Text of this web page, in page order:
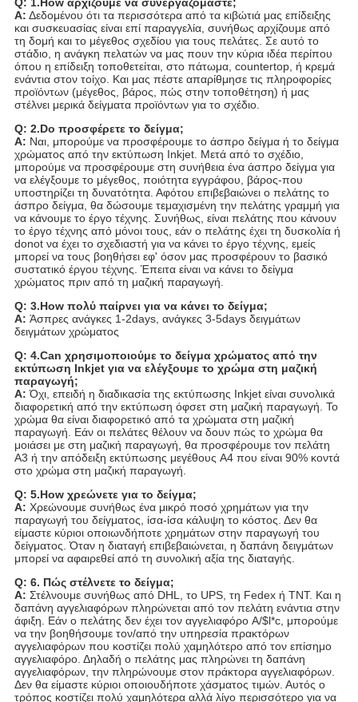
Α: Δεδομένου ότι τα περισσότερα από τα κιβώτιά μας επίδειξης
και συσκευασίας είναι επί παραγγελία, συνήθως αρχίζουμε από
τη δομή και το μέγεθος σχεδίου για τους πελάτες. Σε αυτό το
στάδιο, η ανάγκη πελατών να μας πουν την κύρια ιδέα περίπου
όπου η επίδειξη τοποθετείται, στο πάτωμα, countertop, ή κρεμά
ενάντια στον τοίχο. Και μας πέστε απαρίθμησε τις πληροφορίες
προϊόντων (μέγεθος, βάρος, πώς στην τοποθέτηση) ή μας
στέλνει μερικά δείγματα προϊόντων για το σχέδιο.
Q: 2.Do προσφέρετε το δείγμα;
Α: Ναι, μπορούμε να προσφέρουμε το άσπρο δείγμα ή το δείγμα
χρώματος από την εκτύπωση Inkjet. Μετά από το σχέδιο,
μπορούμε να προσφέρουμε στη συνήθεια ένα άσπρο δείγμα για
να ελέγξουμε το μέγεθος, ποιότητα εγγράφου, βάρος-που
υποστηρίζει τη δυνατότητα. Αφότου επιβεβαιώνει ο πελάτης το
άσπρο δείγμα, θα δώσουμε τεμαχισμένη την πελάτης γραμμή για
να κάνουμε το έργο τέχνης. Συνήθως, είναι πελάτης που κάνουν
το έργο τέχνης από μόνοι τους, εάν ο πελάτης έχει τη δυσκολία ή
donot να έχει το σχεδιαστή για να κάνει το έργο τέχνης, εμείς
μπορεί να τους βοηθήσει εφ' όσον μας προσφέρουν το βασικό
συστατικό έργου τέχνης. Έπειτα είναι να κάνει το δείγμα
χρώματος πριν από τη μαζική παραγωγή.
Q: 3.How πολύ παίρνει για να κάνει το δείγμα;
Α: Άσπρες ανάγκες 1-2days, ανάγκες 3-5days δειγμάτων
δειγμάτων χρώματος
Q: 4.Can χρησιμοποιούμε το δείγμα χρώματος από την
εκτύπωση Inkjet για να ελέγξουμε το χρώμα στη μαζική
παραγωγή;
Α: Όχι, επειδή η διαδικασία της εκτύπωσης Inkjet είναι συνολικά
διαφορετική από την εκτύπωση όφσετ στη μαζική παραγωγή. Το
χρώμα θα είναι διαφορετικό από τα χρώματα στη μαζική
παραγωγή. Εάν οι πελάτες θέλουν να δουν πώς το χρώμα θα
μοιάσει με στη μαζική παραγωγή, θα προσφέρουμε τον πελάτη
A3 ή την απόδειξη εκτύπωσης μεγέθους A4 που είναι 90% κοντά
στο χρώμα στη μαζική παραγωγή.
Q: 5.How χρεώνετε για το δείγμα;
Α: Χρεώνουμε συνήθως ένα μικρό ποσό χρημάτων για την
παραγωγή του δείγματος, ίσα-ίσα κάλυψη το κόστος. Δεν θα
είμαστε κύριοι οποιωνδήποτε χρημάτων στην παραγωγή του
δείγματος. Όταν η διαταγή επιβεβαιώνεται, η δαπάνη δειγμάτων
μπορεί να αφαιρεθεί από τη συνολική αξία της διαταγής.
Q: 6. Πώς στέλνετε το δείγμα;
Α: Στέλνουμε συνήθως από DHL, το UPS, τη Fedex ή TNT. Και η
δαπάνη αγγελιαφόρων πληρώνεται από τον πελάτη ενάντια στην
άφιξη. Εάν ο πελάτης δεν έχει τον αγγελιαφόρο A/$l*c, μπορούμε
να την βοηθήσουμε τον/από την υπηρεσία πρακτόρων
αγγελιαφόρων που κοστίζει πολύ χαμηλότερο από τον επίσημο
αγγελιαφόρο. Δηλαδή ο πελάτης μας πληρώνει τη δαπάνη
αγγελιαφόρων, την πληρώνουμε στον πράκτορα αγγελιαφόρων.
Δεν θα είμαστε κύριοι οποιουδήποτε χάσματος τιμών. Αυτός ο
τρόπος κοστίζει πολύ χαμηλότερα αλλά λίγο περισσότερο για να